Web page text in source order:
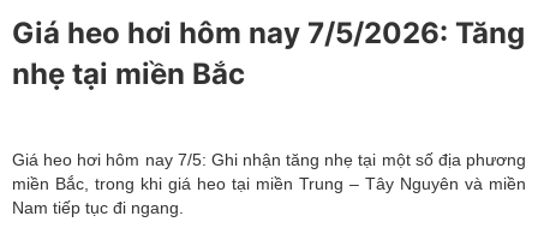
Giá heo hơi hôm nay 7/5/2026: Tăng
nhẹ tại miền Bắc
Giá heo hơi hôm nay 7/5: Ghi nhận tăng nhẹ tại một số địa phương
miền Bắc, trong khi giá heo tại miền Trung – Tây Nguyên và miền
Nam tiếp tục đi ngang.